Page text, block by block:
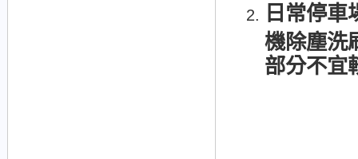
日常停
機除塵洗
部分不宜